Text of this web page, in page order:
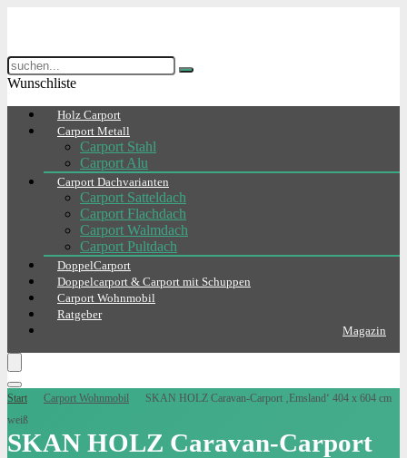
Wunschliste
Holz Carport
Carport Metall
Carport Stahl
Carport Alu
Carport Dachvarianten
Carport Satteldach
Carport Flachdach
Carport Walmdach
Carport Pultdach
DoppelCarport
Doppelcarport & Carport mit Schuppen
Carport Wohnmobil
Ratgeber
Magazin
Start Carport Wohnmobil
SKAN HOLZ Caravan-Carport ‚Emsland‘ 404 x 604 cm
weiß
SKAN HOLZ Caravan-Carport